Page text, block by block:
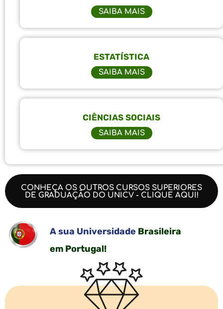
SAIBA MAIS
CIÊNCIAS SOCIAIS
SAIBA MAIS
ESTATÍSTICA
SAIBA MAIS
CONHEÇA OS OUTROS CURSOS SUPERIORES
DE GRADUAÇÃO DO UNICV - CLIQUE AQUI!
A sua Universidade Brasileira
em Portugal!